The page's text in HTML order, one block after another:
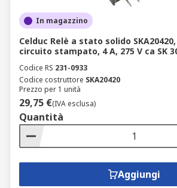
In magazzino
Celduc Relè a stato solido
circuito stampato, 4 A, 275 V ca SK
Codice RS 231-0933
Codice costruttore SKA20420
Prezzo per 1 unità
29,75 €(IVA esclusa)
Quantità
Aggiungi